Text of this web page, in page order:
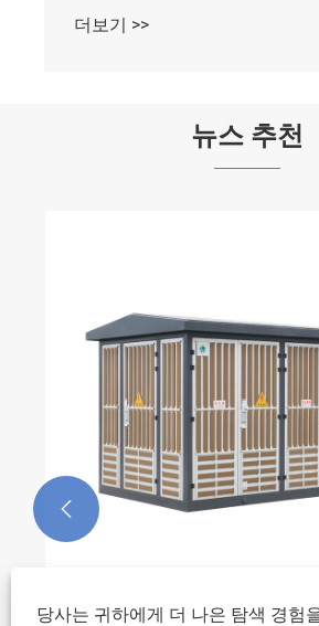
더보기 >>
뉴스 추천

당사는 귀하에게 더 나은 탐색 경험